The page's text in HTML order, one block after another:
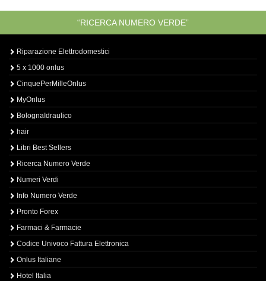
“RICERCA NUMERO VERDE”
Riparazione Elettrodomestici
5 x 1000 onlus
CinquePerMilleOnlus
MyOnlus
BolognaIdraulico
hair
Libri Best Sellers
Ricerca Numero Verde
Numeri Verdi
Info Numero Verde
Pronto Forex
Farmaci & Farmacie
Codice Univoco Fattura Elettronica
Onlus Italiane
Hotel Italia